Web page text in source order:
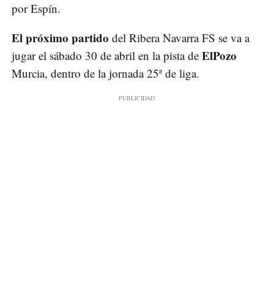
por Espín.
El próximo partido del Ribera Navarra FS se va a
jugar el sábado 30 de abril en la pista de ElPozo
Murcia, dentro de la jornada 25ª de liga.